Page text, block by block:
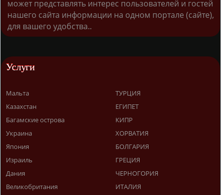
может представлять интерес пользователей и гостей
нашего сайта информации на одном портале (сайте),
для вашего удобства..
Услуги
Мальта
Казахстан
Багамские острова
Украина
Япония
Израиль
Дания
Великобритания
ТУРЦИЯ
ЕГИПЕТ
КИПР
ХОРВАТИЯ
БОЛГАРИЯ
ГРЕЦИЯ
ЧЕРНОГОРИЯ
ИТАЛИЯ